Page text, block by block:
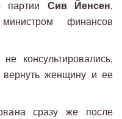
партии Сив Йенсен,
финансов
консультировались,
вернуть женщину и ее
сразу же после